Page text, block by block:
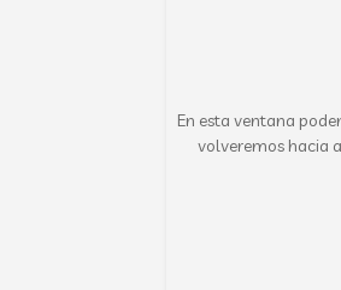
En esta ventana
volveremos hacia